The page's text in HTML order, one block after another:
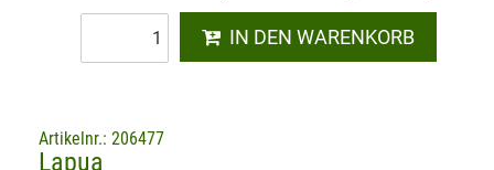
IN DEN WARENKORB
Artikelnr.: 206477
Lapua